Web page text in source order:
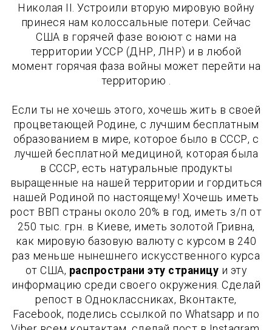
Николая II. Устроили вторую мировую войну
принеся нам колоссальные потери. Сейчас
США в горячей фазе воюют с нами на
территории УССР (ДНР, ЛНР) и в любой
момент горячая фаза войны может перейти на
территорию .
Если ты не хочешь этого, хочешь жить в своей
процветающей Родине, с лучшим бесплатным
образованием в мире, которое было в СССР, с
лучшей бесплатной медициной, которая была
в СССР, есть натуральные продукты
выращенные на нашей территории и гордиться
нашей Родиной по настоящему! Хочешь иметь
рост ВВП страны около 20% в год, иметь з/п от
250 тыс. грн. в Киеве, иметь золотой Гривна,
как мировую базовую валюту с курсом в 240
раз меньше нынешнего искусственного курса
от США, распространи эту страницу и эту
информацию среди своего окружения. Сделай
репост в Одноклассниках, Вконтакте,
Facebook, поделись ссылкой по Whatsapp и по